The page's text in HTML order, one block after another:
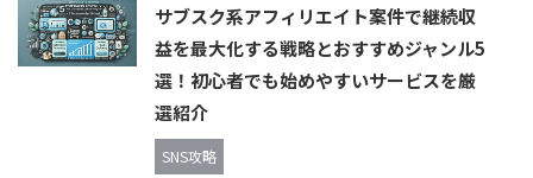
サブスク系アフィリエイト案件で継続収
益を最大化する戦略とおすすめジャンル5
選！初心者でも始めやすいサービスを厳
選紹介
SNS攻略